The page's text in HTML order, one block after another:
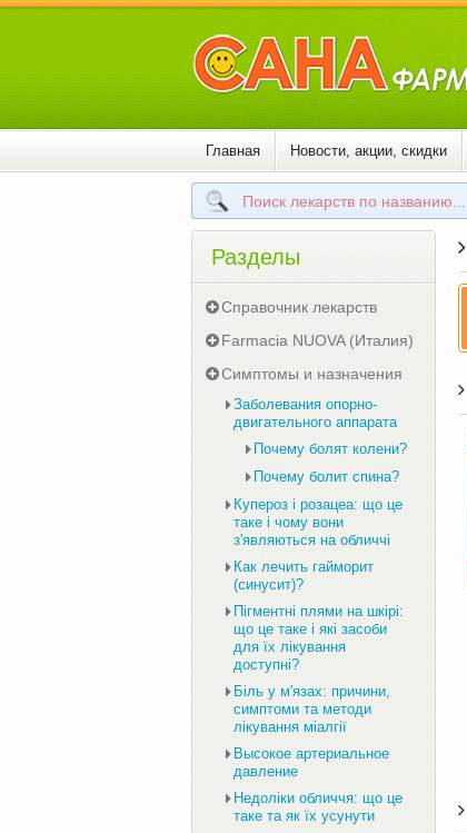
Главная Новости, акции, скидки
Разделы
Справочник лекарств
Farmacia NUOVA (Италия)
Симптомы и назначения
Заболевания опорно-
двигательного аппарата
Почему болят колени?
Почему болит спина?
Купероз і розацеа: що це
таке і чому вони
з'являються на обличчі
Как лечить гайморит
(синусит)?
Пігментні плями на шкірі:
що це таке і які засоби
для їх лікування
доступні?
Біль у м'язах: причини,
симптоми та методи
лікування міалгії
Высокое артериальное
давление
Недоліки обличчя: що це
таке та як їх усунути